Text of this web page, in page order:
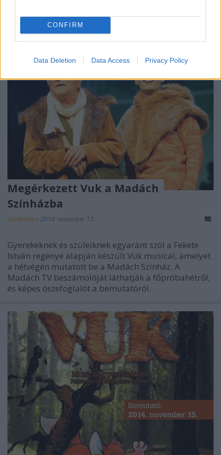
CONFIRM
Data Deletion Data Access Privacy Policy
Megérkezett Vuk a Madách
Színházba
szinhazhu • 2014. november 17.
Gyerekeknek és szüleiknek egyaránt szól a Fekete
István regénye alapján készült Vuk musical, amelyet
a hétvégén mutatott be a Madách Színház. A
Madách TV beszámolóját láthatják a főpróbahétről,
és képes öszefoglalót a bemutatóról.